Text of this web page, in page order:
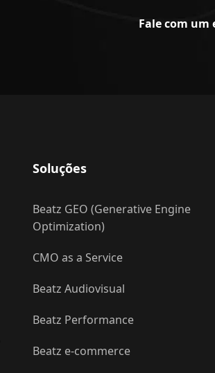
Fale com um
Soluções
Beatz GEO (Generative Engine
Optimization)
CMO as a Service
Beatz Audiovisual
Beatz Performance
Beatz e-commerce